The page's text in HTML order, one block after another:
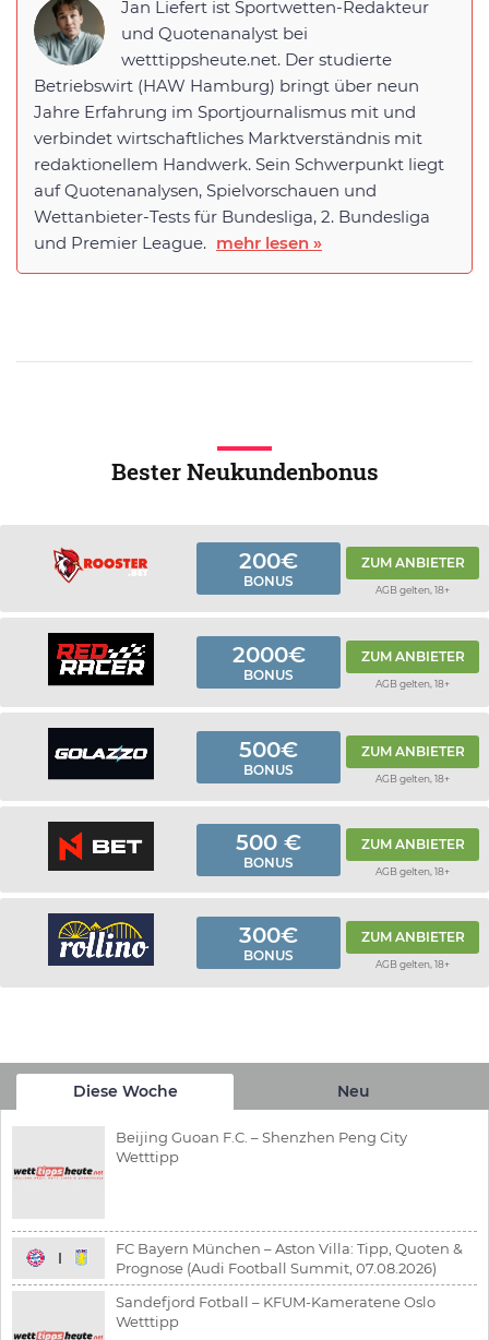
Jan Liefert ist Sportwetten-Redakteur
und Quotenanalyst bei
wetttippsheute.net. Der studierte
Betriebswirt (HAW Hamburg) bringt über neun
Jahre Erfahrung im Sportjournalismus mit und
verbindet wirtschaftliches Marktverständnis mit
redaktionellem Handwerk. Sein Schwerpunkt liegt
auf Quotenanalysen, Spielvorschauen und
Wettanbieter-Tests für Bundesliga, 2. Bundesliga
und Premier League. mehr lesen »
Bester Neukundenbonus
200€
BONUS
ZUM ANBIETER
AGB gelten, 18+
2000€
BONUS
ZUM ANBIETER
AGB gelten, 18+
500€
BONUS
ZUM ANBIETER
AGB gelten, 18+
500 €
BONUS
ZUM ANBIETER
AGB gelten, 18+
300€
BONUS
ZUM ANBIETER
AGB gelten, 18+
Diese Woche Neu
Beijing Guoan F.C. – Shenzhen Peng City
Wetttipp
FC Bayern München – Aston Villa: Tipp, Quoten &
Prognose (Audi Football Summit, 07.08.2026)
Sandefjord Fotball – KFUM-Kameratene Oslo
Wetttipp